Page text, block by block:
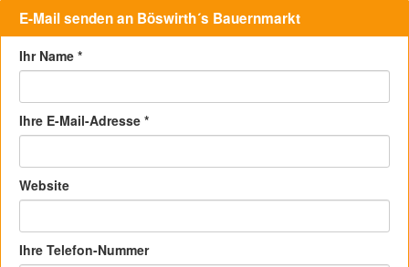
E-Mail senden an Böswirth´s Bauernmarkt
Ihr Name *
Ihre E-Mail-Adresse *
Website
Ihre Telefon-Nummer